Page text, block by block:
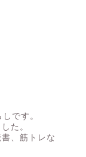
です。
た。
、筋トレな